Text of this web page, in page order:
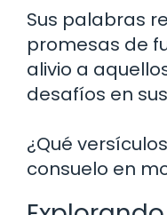
Sus palabras
promesas de
alivio a
desafíos en
¿Qué
consuelo en